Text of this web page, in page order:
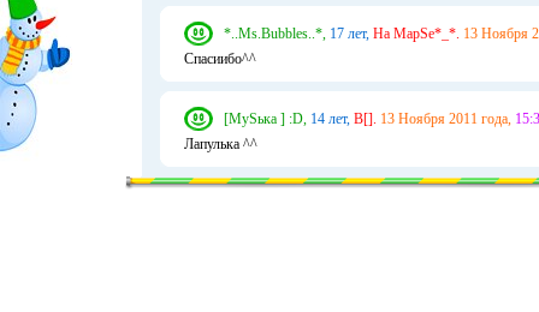
*..Ms.Bubbles..*, 17 лет, На МарSе*_*. 13 Ноября
Спасиибо^^
[МуSька ] :D, 14 лет, В[]. 13 Ноября 2011 года,
Лапулька ^^